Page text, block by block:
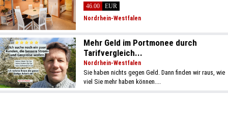
46.00
EUR
Nordrhein-Westfalen
Mehr Geld im Portmonee durch
Tarifvergleich...
Nordrhein-Westfalen
Sie haben nichts gegen Geld. Dann finden wir raus, wie
viel Sie mehr haben können....